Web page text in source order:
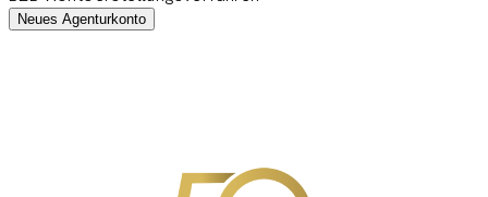
Neues Agenturkonto